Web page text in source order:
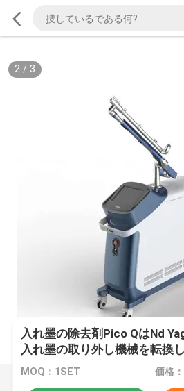
2/ 3
入れ墨の除去剤Pico QはNd
入れ墨の取り外し機械を転換
MOQ：1SET 価格